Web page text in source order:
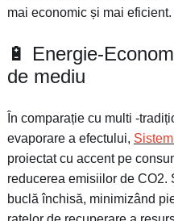
mai economic și mai eficient.
🔋 Energie-
de mediu
În comparație cu multi -
evaporare a efectului,
proiectat cu accent pe
reducerea emisiilor de CO2.
buclă închisă, minimizând